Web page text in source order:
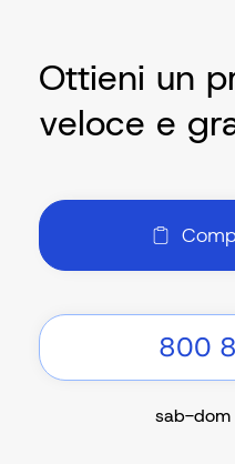
Ottieni un
veloce e
800
sab-